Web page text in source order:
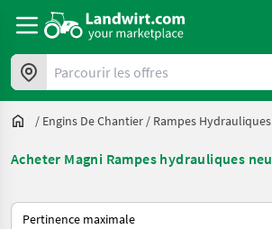
Parcourir les offres
/ Engins De Chantier / Rampes Hydrauliques
Acheter Magni Rampes hydrauliques
Voici comment les annonces sont triées sur